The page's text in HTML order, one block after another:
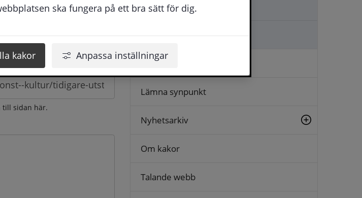
ska fungera på ett bra sätt för dig.
kakor Anpassa inställningar
möjligt under arbetstid.
till sidan här.
Kontakta oss
Ställa en fråga
Logga in
Lämna synpunkt
Nyhetsarkiv
Om kakor
Talande webb